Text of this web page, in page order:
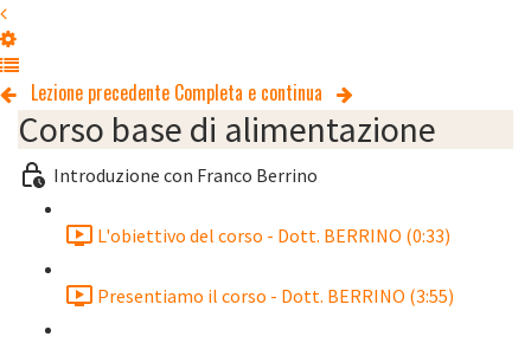
Lezione precedente Completa e continua
Corso base di alimentazione
Introduzione con Franco Berrino
L'obiettivo del corso - Dott. BERRINO (0:33)
Presentiamo il corso - Dott. BERRINO (3:55)